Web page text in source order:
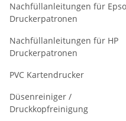
Nachfüllanleitungen für
Druckerpatronen
Nachfüllanleitungen für HP
Druckerpatronen
PVC Kartendrucker
Düsenreiniger /
Druckkopfreinigung